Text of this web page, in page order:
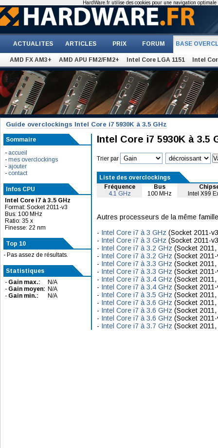
ACTUALITES ARTICLES PRIX FORUM BASE
AMD FX AM3+ AMD APU FM2/FM2+ Intel Core LGA 1151 Intel
Guide overclockings Intel Core i7 5930K à 3.5 GHz
Sommaire
- accueil
- mes overclockings
- ajouter
- contact
Infos CPU
Intel Core i7 à 3.5 GHz
Format: Socket 2011-v3
Bus: 100 MHz
Ratio: 35 x
Finesse: 22 nm
Top 10
- Pas assez de résultats.
Statistiques
- Gain max.:
N/A
- Gain moyen: N/A
- Gain min.: N/A
Intel Core i7 5930K à 3.5
Trier par
Liste des overclockings
Fréquence
Bus
4.1 GHz
100 MHz Intel X99
Autres processeurs de la même
- Intel Core i7 à 3 GHz (Socket 2011-
- Intel Core i7 à 3 GHz (Socket 2011-
- Intel Core i7 à 3.2 GHz (Socket
- Intel Core i7 à 3.2 GHz (Socket
- Intel Core i7 à 3.3 GHz (Socket
- Intel Core i7 à 3.3 GHz (Socket
- Intel Core i7 à 3.4 GHz (Socket
- Intel Core i7 à 3.4 GHz (Socket
- Intel Core i7 à 3.5 GHz (Socket
- Intel Core i7 à 3.6 GHz (Socket
- Intel Core i7 à 3.6 GHz (Socket
- Intel Core i7 à 3.6 GHz (Socket
- Intel Core i7 à 3.7 GHz (Socket
HardWare.fr utilise des cookies pour une navigation